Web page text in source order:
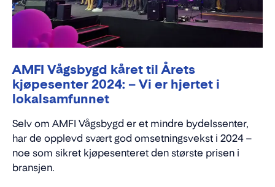
AMFI Vågsbygd kåret til Årets
kjøpesenter 2024: – Vi er hjertet i
lokalsamfunnet
Selv om AMFI Vågsbygd er et mindre bydelssenter,
har de opplevd svært god omsetningsvekst i 2024 –
noe som sikret kjøpesenteret den største prisen i
bransjen.